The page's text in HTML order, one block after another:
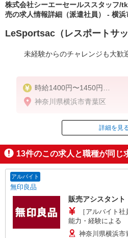
株式会社シーエーセールススタッフ/
売の求人情報詳細（派遣社員） - 横浜
LeSportsac（レスポートサ
未経験からのチャレンジも大歓
時給1400円〜1450円
※スキルや経験により時給が
神奈川県横浜市青葉区
掲載期間
詳細を見
13件のこの求人と職種が同じ
アルバイト
無印良品
販売アシスタント
［アルバイト
能力・経験による
神奈川県横浜